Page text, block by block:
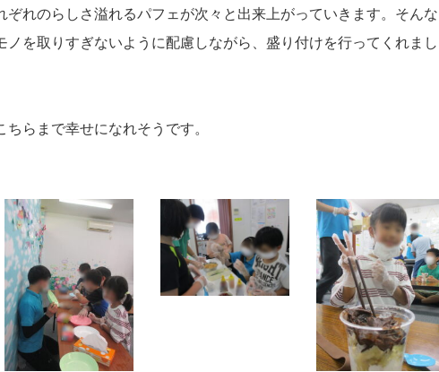
れのらしさ溢れるパフェが次々と出来上がっていきます。そんな
を取りすぎないように配慮しながら、盛り付けを行ってくれまし
らまで幸せになれそうです。